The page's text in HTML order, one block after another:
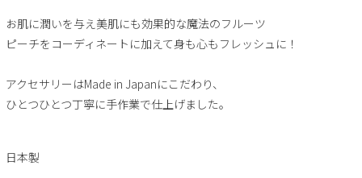
お肌に潤いを与え美肌にも効果的な魔法のフルーツ
ピーチをコーディネートに加えて身も心もフレッシュに！
アクセサリーはMade in Japanにこだわり、
ひとつひとつ丁寧に手作業で仕上げました。
日本製